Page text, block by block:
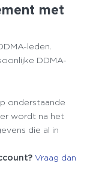
met
leden.
DDMA-
onderstaande
wordt na het
die al in
Vraag dan